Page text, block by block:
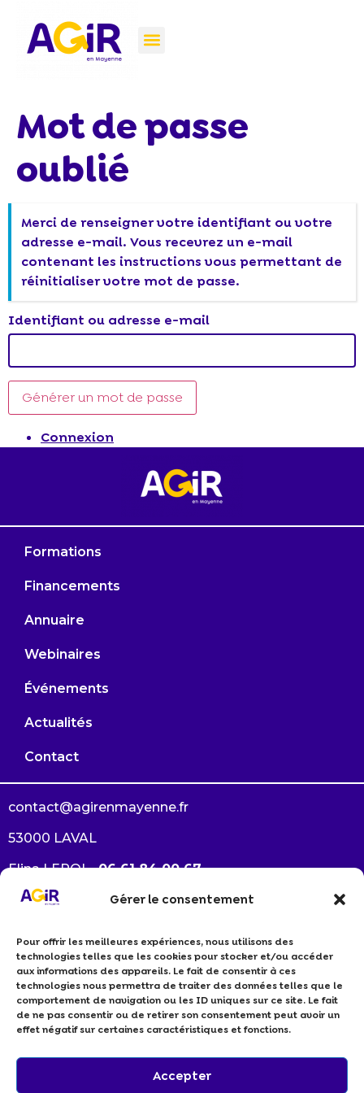
Gérer le consentement
Pour offrir les meilleures expériences, nous utilisons des
technologies telles que les cookies pour stocker et/ou accéder
aux informations des appareils. Le fait de consentir à ces
technologies nous permettra de traiter des données telles que le
comportement de navigation ou les ID uniques sur ce site. Le fait
de ne pas consentir ou de retirer son consentement peut avoir un
effet négatif sur certaines caractéristiques et fonctions.
Accepter
principal
Mot de passe
oublié
Merci de renseigner votre identifiant ou votre
adresse e-mail. Vous recevrez un e-mail
contenant les instructions vous permettant de
réinitialiser votre mot de passe.
Identifiant ou adresse e-mail
Générer un mot de passe
Connexion
Formations
Financements
Annuaire
Webinaires
Événements
Actualités
Contact
contact@agirenmayenne.fr
53000 LAVAL
Elina LEROI –06 61 84 00 67
Arlène GAUTRÉ –06 38 33 64 94
Je souhaite devenir membre
Je suis un professionnel RSE
Politiques de cookies
Politiques de confidentialité